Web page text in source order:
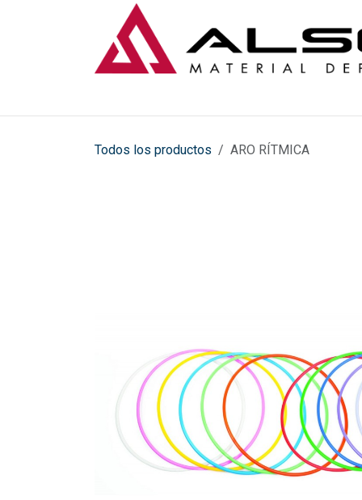
Todos los productos ARO RÍTMICA